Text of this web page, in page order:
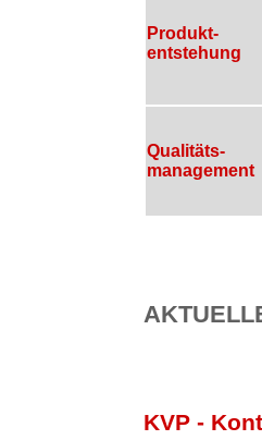
Produkt-
entstehung
Qualitäts-
management
KVP -